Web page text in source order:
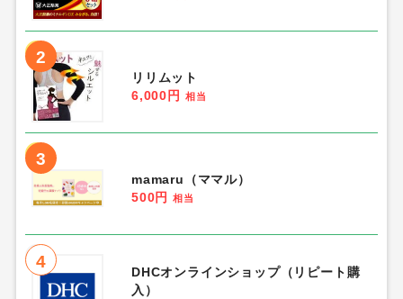
2
リリムット
6,000円
相当
3
mamaru（ママル）
500円
相当
4
DHCオンラインショップ（リピート購
入）